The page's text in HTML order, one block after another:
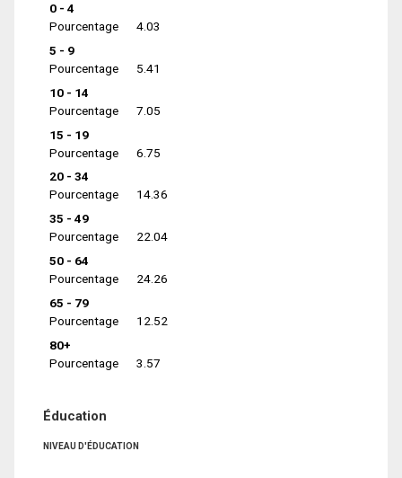
0 - 4
Pourcentage
4.03
5 - 9
Pourcentage
5.41
10 - 14
Pourcentage
7.05
15 - 19
Pourcentage
6.75
20 - 34
Pourcentage
14.36
35 - 49
Pourcentage
22.04
50 - 64
Pourcentage
24.26
65 - 79
Pourcentage
12.52
80+
Pourcentage
3.57
Éducation
NIVEAU D'ÉDUCATION